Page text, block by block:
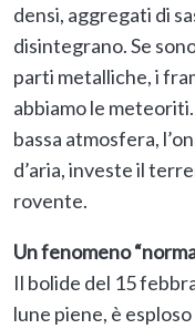
densi, aggregati di
disintegrano. Se
parti metalliche, i
abbiamo le
bassa atmosfera,
d’aria, investe il
rovente.
Un fenomeno
Il bolide del 15
lune piene, è